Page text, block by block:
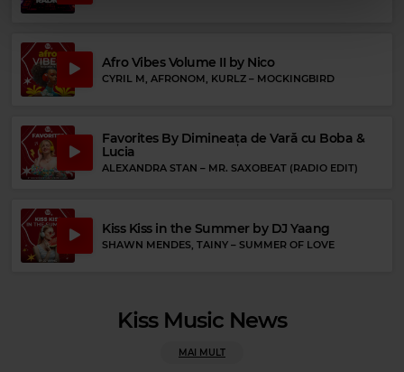
SONNY BOY WILLIAMSON
Afro Vibes Volume II by Nico
CYRIL M, AFRONOM, KURLZ – MOCKINGBIRD
Favorites By Dimineața de Vară cu Boba &
Lucia
ALEXANDRA STAN – MR. SAXOBEAT (RADIO EDIT)
Kiss Kiss in the Summer by DJ Yaang
SHAWN MENDES, TAINY – SUMMER OF LOVE
Kiss Music News
MAI MULT